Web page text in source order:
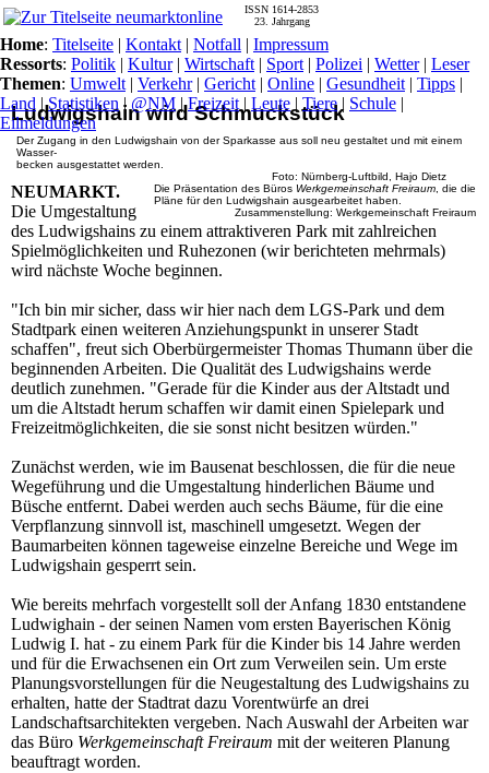
Ludwigshain wird Schmuckstück
Der Zugang in den Ludwigshain von der Sparkasse aus soll neu gestaltet und mit einem
Wasser-
becken ausgestattet werden.
Foto: Nürnberg-Luftbild, Hajo Dietz
Die Präsentation des Büros Werkgemeinschaft Freiraum, die die
Pläne für den Ludwigshain ausgearbeitet haben.
Zusammenstellung: Werkgemeinschaft Freiraum
NEUMARKT.
Die Umgestaltung
des Ludwigshains zu einem attraktiveren Park mit zahlreichen
Spielmöglichkeiten und Ruhezonen (wir berichteten mehrmals)
wird nächste Woche beginnen.
"Ich bin mir sicher, dass wir hier nach dem LGS-Park und dem
Stadtpark einen weiteren Anziehungspunkt in unserer Stadt
schaffen", freut sich Oberbürgermeister Thomas Thumann über die
beginnenden Arbeiten. Die Qualität des Ludwigshains werde
deutlich zunehmen. "Gerade für die Kinder aus der Altstadt und
um die Altstadt herum schaffen wir damit einen Spielepark und
Freizeitmöglichkeiten, die sie sonst nicht besitzen würden."
Zunächst werden, wie im Bausenat beschlossen, die für die neue
Wegeführung und die Umgestaltung hinderlichen Bäume und
Büsche entfernt. Dabei werden auch sechs Bäume, für die eine
Verpflanzung sinnvoll ist, maschinell umgesetzt. Wegen der
Baumarbeiten können tageweise einzelne Bereiche und Wege im
Ludwigshain gesperrt sein.
Wie bereits mehrfach vorgestellt soll der Anfang 1830 entstandene
Ludwighain - der seinen Namen vom ersten Bayerischen König
Ludwig I. hat - zu einem Park für die Kinder bis 14 Jahre werden
und für die Erwachsenen ein Ort zum Verweilen sein. Um erste
Planungsvorstellungen für die Neugestaltung des Ludwigshains zu
erhalten, hatte der Stadtrat dazu Vorentwürfe an drei
Landschaftsarchitekten vergeben. Nach Auswahl der Arbeiten war
das Büro Werkgemeinschaft Freiraum mit der weiteren Planung
beauftragt worden.
ISSN 1614-2853
23. Jahrgang
Home: Titelseite | Kontakt | Notfall | Impressum
Ressorts: Politik | Kultur| Wirtschaft | Sport | Polizei | Wetter| Leser
Themen: Umwelt | Verkehr| Gericht | Online | Gesundheit | Tipps |
Land |Statistiken | @NM |Freizeit | Leute | Tiere | Schule |
Eilmeldungen